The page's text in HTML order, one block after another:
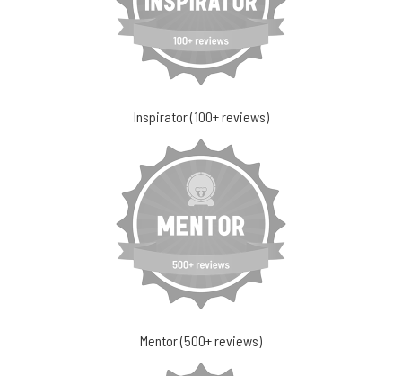
Inspirator (100+ reviews)
Mentor (500+ reviews)